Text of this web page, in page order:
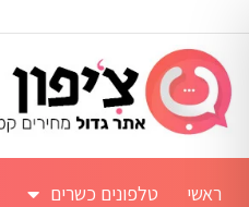
ראשי טלפונים כשרים